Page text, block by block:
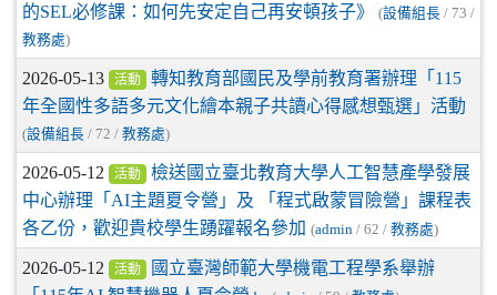
的SEL必修課：如何先安定自己再安頓孩子》
(設備組長 / 73 /
教務處)
2026-05-13 活動
轉知教育部國民及學前教育署辦理「115
年全國性多語多元文化繪本親子共讀心得感想甄選」活動
(設備組長 / 72 / 教務處)
2026-05-12 活動
檢送國立臺北教育大學人工智慧產學發展
中心辦理「AI主題夏令營」及 「程式啟蒙冒險營」課程表
各乙份，歡迎貴校學生踴躍報名參加 (admin / 62 / 教務處)
2026-05-12 活動
國立臺灣師範大學機電工程學系舉辦